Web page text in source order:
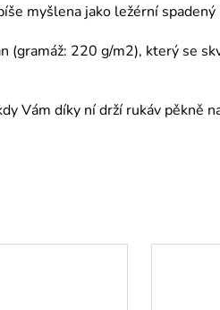
myšlena jako ležérní
(gramáž: 220 g/m2), který se
Vám díky ní drží rukáv pěkně